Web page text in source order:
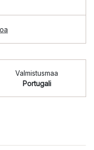
Valmistusmaa
Portugali